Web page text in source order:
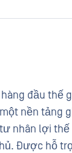
đầu thế
nền tảng
nhân lợi
Được hỗ